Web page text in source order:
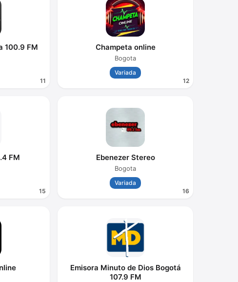
11
100.9 FM
12
Champeta online
Bogota
Variada
15
FM
16
Ebenezer Stereo
Bogota
Variada
Emisora Minuto de Dios Bogotá
107.9 FM